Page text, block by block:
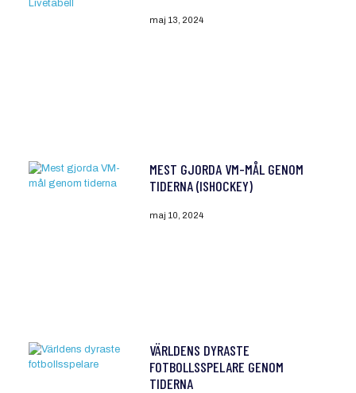
maj 13, 2024
MEST GJORDA VM-MÅL GENOM
TIDERNA (ISHOCKEY)
maj 10, 2024
VÄRLDENS DYRASTE
FOTBOLLSSPELARE GENOM
TIDERNA